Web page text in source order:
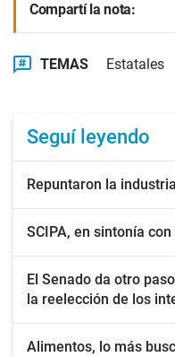
Compartí la nota:
TEMAS Estatales
Seguí leyendo
Repuntaron la
SCIPA, en sintonía
El Senado da otro
la reelección de los
Alimentos, lo más